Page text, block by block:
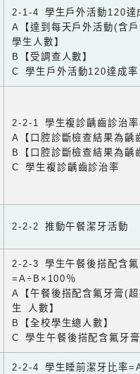
2-1-4 學生戶外活動120達
A【達到每天戶外活動(含
學生人數】
B【受調查人數】
C 學生戶外活動120達成率
2-2-1 學生複診齲齒診治
A【口腔診斷檢查結果為齲
B【口腔診斷檢查結果為齲
C 學生複診齲齒診治率
2-2-2 推動午餐潔牙活動
2-2-3 學生午餐後搭配含氟
=A÷B×100％
A【午餐後搭配含氟牙膏(
生 人數】
B【全校學生總人數】
C 學生午餐後搭配含氟牙
2-2-4 學生睡前潔牙比率